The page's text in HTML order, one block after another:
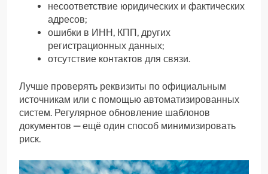
несоответствие юридических и фактических
адресов;
ошибки в ИНН, КПП, других
регистрационных данных;
отсутствие контактов для связи.
Лучше проверять реквизиты по официальным
источникам или с помощью автоматизированных
систем. Регулярное обновление шаблонов
документов — ещё один способ минимизировать
риск.